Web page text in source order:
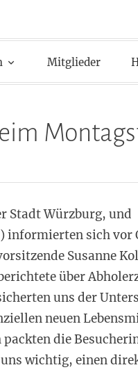
Mitglieder
Stadt Würzburg, und
informierten sich vor
Susanne
über
uns der
neuen
packten die
wichtig, einen